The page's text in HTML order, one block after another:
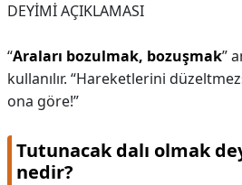
DEYİMİ AÇIKLAMASI
“Araları bozulmak, bozuşmak”
kullanılır. “Hareketlerini
ona göre!”
Tutunacak dalı olmak
nedir?